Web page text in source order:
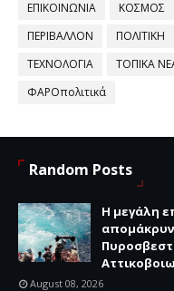
ΕΠΙΚΟΙΝΩΝΙΑ
ΚΟΣΜΟΣ
ΠΕΡΙΒΑΛΛΟΝ
ΠΟΛΙΤΙΚΗ
ΤΕΧΝΟΛΟΓΙΑ
ΤΟΠΙΚΑ
ΦΑΡΟπολιτικά
Random Posts
Η μεγάλη
August 08, 2026